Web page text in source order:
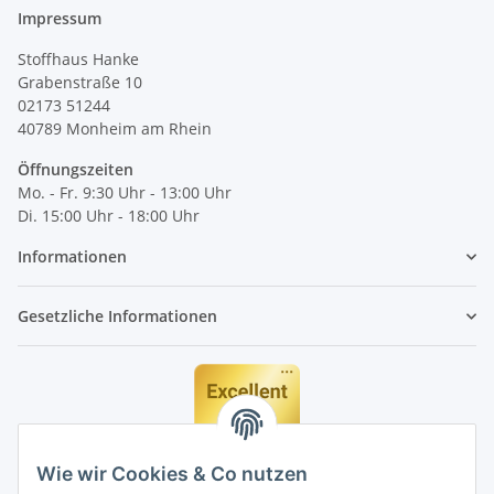
Wie wir Cookies & Co nutzen
Impressum
Stoffhaus Hanke
Grabenstraße 10
02173 51244
40789 Monheim am Rhein
Öffnungszeiten
Mo. - Fr. 9:30 Uhr - 13:00 Uhr
Di. 15:00 Uhr - 18:00 Uhr
Informationen
Gesetzliche Informationen